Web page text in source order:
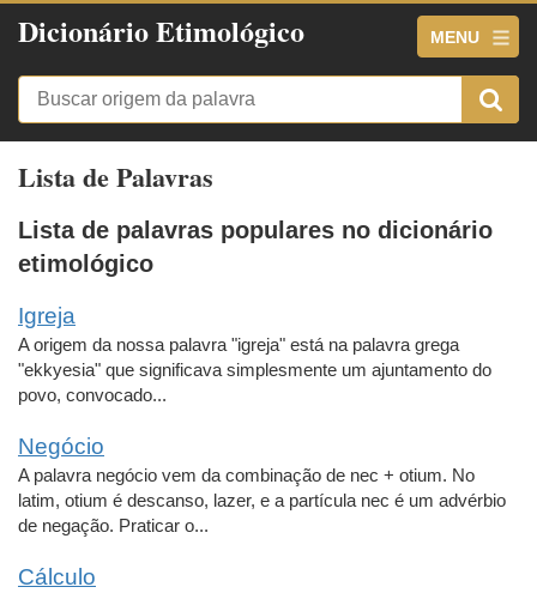
Dicionário Etimológico MENU
Lista de Palavras
Lista de palavras populares no dicionário
etimológico
Igreja
A origem da nossa palavra "igreja" está na palavra grega
"ekkyesia" que significava simplesmente um ajuntamento do
povo, convocado...
Negócio
A palavra negócio vem da combinação de nec + otium. No
latim, otium é descanso, lazer, e a partícula nec é um advérbio
de negação. Praticar o...
Cálculo